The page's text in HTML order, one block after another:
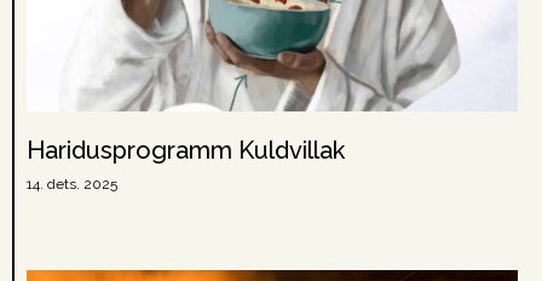
Haridusprogramm Kuldvillak
14. dets. 2025